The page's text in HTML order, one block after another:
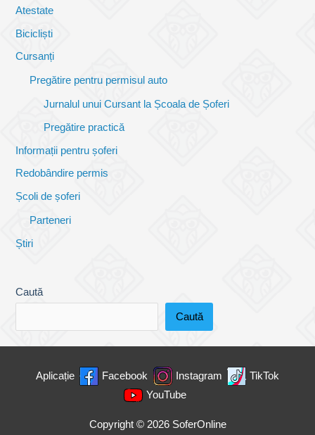
Atestate
Bicicliști
Cursanți
Pregătire pentru permisul auto
Jurnalul unui Cursant la Școala de Șoferi
Pregătire practică
Informații pentru șoferi
Redobândire permis
Școli de șoferi
Parteneri
Știri
Caută
Caută
Aplicație Facebook Instagram
TikTok
YouTube
Copyright © 2026 SoferOnline